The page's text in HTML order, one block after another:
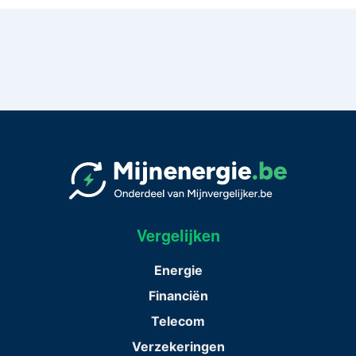
Vergelijken
Energie
Financiën
Telecom
Verzekeringen